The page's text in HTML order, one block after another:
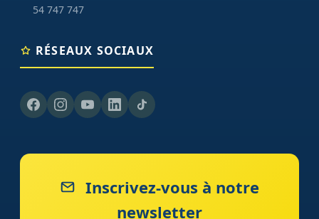
54 747 747
RÉSEAUX SOCIAUX
Inscrivez-vous à notre
newsletter